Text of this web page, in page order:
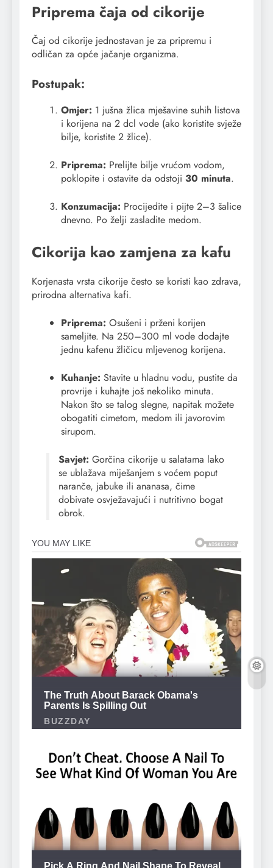
Priprema čaja od cikorije
Čaj od cikorije jednostavan je za pripremu i
odličan za opće jačanje organizma.
Postupak:
Omjer: 1 jušna žlica mješavine suhih listova
i korijena na 2 dcl vode (ako koristite svježe
bilje, koristite 2 žlice).
Priprema: Prelijte bilje vrućom vodom,
poklopite i ostavite da odstoji 30 minuta.
Konzumacija: Procijedite i pijte 2–3 šalice
dnevno. Po želji zasladite medom.
Cikorija kao zamjena za kafu
Korjenasta vrsta cikorije često se koristi kao zdrava,
prirodna alternativa kafi.
Priprema: Osušeni i prženi korijen
sameljite. Na 250–300 ml vode dodajte
jednu kafenu žličicu mljevenog korijena.
Kuhanje: Stavite u hladnu vodu, pustite da
provrije i kuhajte još nekoliko minuta.
Nakon što se talog slegne, napitak možete
obogatiti cimetom, medom ili javorovim
sirupom.
Savjet: Gorčina cikorije u salatama lako
se ublažava miješanjem s voćem poput
naranče, jabuke ili ananasa, čime
dobivate osvježavajući i nutritivno bogat
obrok.